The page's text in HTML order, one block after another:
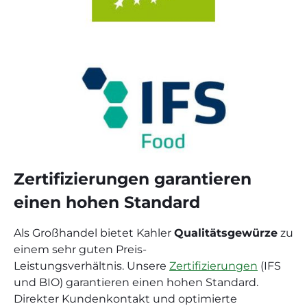
Zertifizierungen garantieren
einen hohen Standard
Als Großhandel bietet Kahler Qualitätsgewürze zu
einem sehr guten Preis-
Leistungsverhältnis. Unsere Zertifizierungen (IFS
und BIO) garantieren einen hohen Standard.
Direkter Kundenkontakt und optimierte